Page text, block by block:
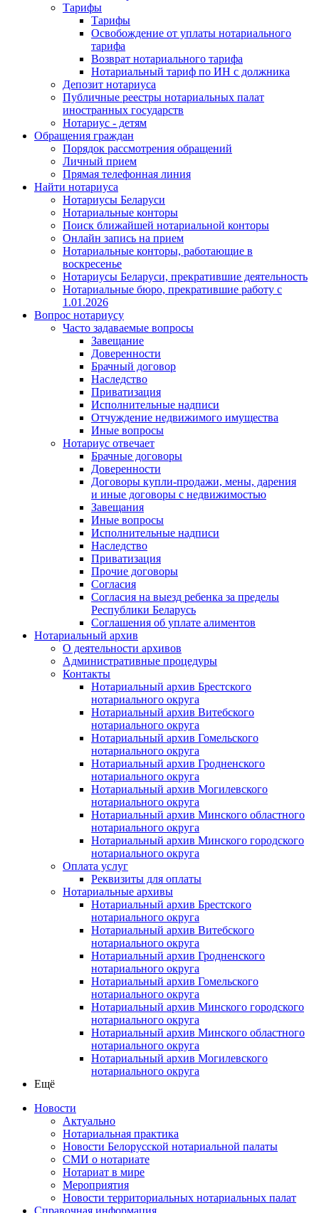
Тарифы
Тарифы
Освобождение от уплаты нотариального
тарифа
Возврат нотариального тарифа
Нотариальный тариф по ИН с должника
Депозит нотариуса
Публичные реестры нотариальных палат
иностранных государств
Нотариус - детям
Обращения граждан
Порядок рассмотрения обращений
Личный прием
Прямая телефонная линия
Найти нотариуса
Нотариусы Беларуси
Нотариальные конторы
Поиск ближайшей нотариальной конторы
Онлайн запись на прием
Нотариальные конторы, работающие в
воскресенье
Нотариусы Беларуси, прекратившие деятельность
Нотариальные бюро, прекратившие работу с
1.01.2026
Вопрос нотариусу
Часто задаваемые вопросы
Завещание
Доверенности
Брачный договор
Наследство
Приватизация
Исполнительные надписи
Отчуждение недвижимого имущества
Иные вопросы
Нотариус отвечает
Брачные договоры
Доверенности
Договоры купли-продажи, мены, дарения
и иные договоры с недвижимостью
Завещания
Иные вопросы
Исполнительные надписи
Наследство
Приватизация
Прочие договоры
Согласия
Согласия на выезд ребенка за пределы
Республики Беларусь
Соглашения об уплате алиментов
Нотариальный архив
О деятельности архивов
Административные процедуры
Контакты
Нотариальный архив Брестского
нотариального округа
Нотариальный архив Витебского
нотариального округа
Нотариальный архив Гомельского
нотариального округа
Нотариальный архив Гродненского
нотариального округа
Нотариальный архив Могилевского
нотариального округа
Нотариальный архив Минского областного
нотариального округа
Нотариальный архив Минского городского
нотариального округа
Оплата услуг
Реквизиты для оплаты
Нотариальные архивы
Нотариальный архив Брестского
нотариального округа
Нотариальный архив Витебского
нотариального округа
Нотариальный архив Гродненского
нотариального округа
Нотариальный архив Гомельского
нотариального округа
Нотариальный архив Минского городского
нотариального округа
Нотариальный архив Минского областного
нотариального округа
Нотариальный архив Могилевского
нотариального округа
Ещё
Новости
Актуально
Нотариальная практика
Новости Белорусской нотариальной палаты
СМИ о нотариате
Нотариат в мире
Мероприятия
Новости территориальных нотариальных палат
Справочная информация